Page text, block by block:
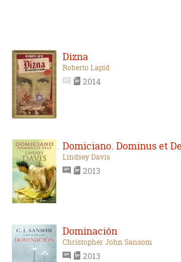
Dizna
Roberto Lapid
2014
Domiciano. Dominus et
Lindsey Davis
2013
Dominación
Christopher John Sansom
2013